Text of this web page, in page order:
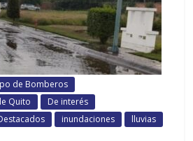
de Bomberos
Quito
De interés
inundaciones
lluvias